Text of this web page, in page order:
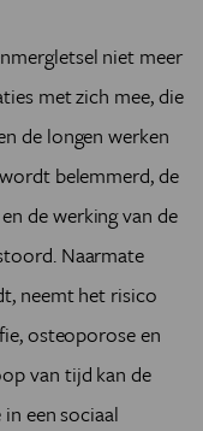
niet meer
met zich mee, die
de longen werken
belemmerd, de
de werking van de
Naarmate
neemt het risico
osteoporose en
van tijd kan de
een sociaal